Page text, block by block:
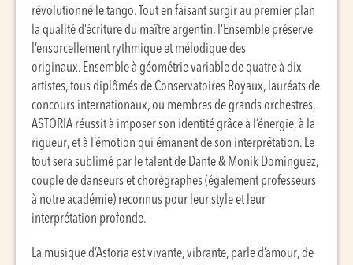
révolutionné le tango. Tout en faisant surgir au premier plan
la qualité d’écriture du maître argentin, l’Ensemble préserve
l’ensorcellement rythmique et mélodique des
originaux. Ensemble à géométrie variable de quatre à dix
artistes, tous diplômés de Conservatoires Royaux, lauréats de
concours internationaux, ou membres de grands orchestres,
ASTORIA réussit à imposer son identité grâce à l’énergie, à la
rigueur, et à l’émotion qui émanent de son interprétation. Le
tout sera sublimé par le talent de Dante & Monik Dominguez,
couple de danseurs et chorégraphes (également professeurs
à notre académie) reconnus pour leur style et leur
interprétation profonde.
La musique d’Astoria est vivante, vibrante, parle d’amour, de